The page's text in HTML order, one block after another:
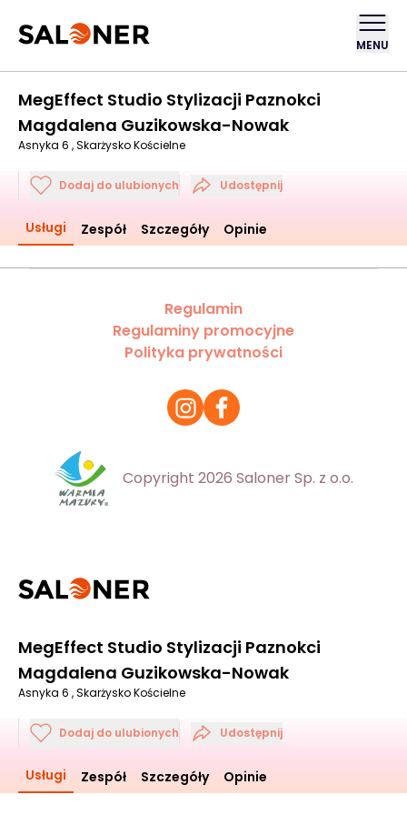
MENU
MegEffect Studio Stylizacji Paznokci
Magdalena Guzikowska-Nowak
Asnyka 6 , Skarżysko Kościelne
Dodaj do ulubionych Udostępnij
Usługi Zespół Szczegóły Opinie
Regulamin
Regulaminy promocyjne
Polityka prywatności
Copyright 2026 Saloner Sp. z o.o.
MegEffect Studio Stylizacji Paznokci
Magdalena Guzikowska-Nowak
Asnyka 6 , Skarżysko Kościelne
Dodaj do ulubionych Udostępnij
Usługi Zespół Szczegóły Opinie